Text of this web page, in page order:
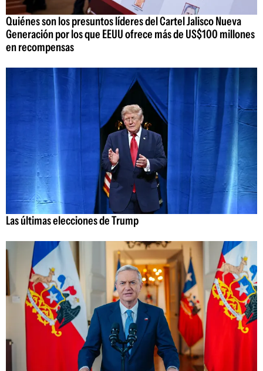
Quiénes son los presuntos líderes del Cartel Jalisco Nueva
Generación por los que EEUU ofrece más de US$100 millones
en recompensas
Las últimas elecciones de Trump